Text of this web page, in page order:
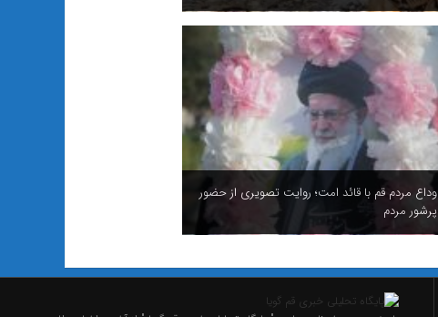
وداع مردم قم با قائد امت؛ روایت تصویری از حضور
پرشور مردم